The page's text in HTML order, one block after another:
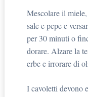
Mescolare il
sale e pepe e
per 30 minuti o
dorare. Alzare la
erbe e irrorare di
I cavoletti devono